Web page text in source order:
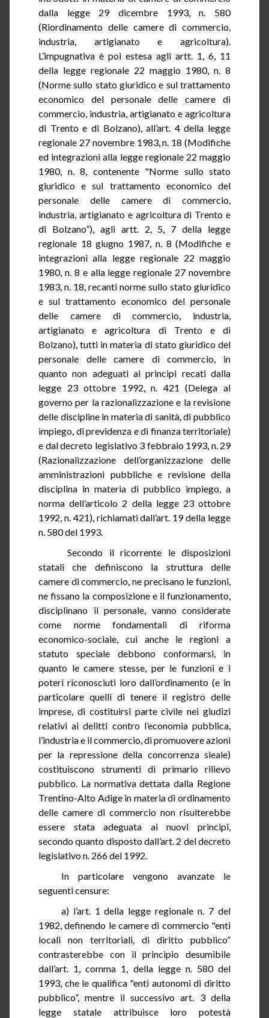
dalla legge 29 dicembre 1993, n. 580
(Riordinamento delle camere di commercio,
industria, artigianato e agricoltura).
L’impugnativa è poi estesa agli artt. 1
, 6, 11
della legge regionale 22 maggio 1980, n. 8
(Norme sullo stato giuridico e sul trattamento
economico del personale delle camere di
commercio, industria, artigianato e agricoltura
di Trento e di Bolzano), all’art. 4 della legge
regionale 27 novembre 1983, n. 18 (Modifiche
ed integrazioni alla legge regionale 22 maggio
1980, n. 8, contenente "Norme sullo stato
giuridico e sul trattamento economico del
personale delle camere di commercio,
industria, artigianato e agricoltura di Trento e
di Bolzano”), agli artt. 2, 5, 7 della legge
regionale 18 giugno 1987, n. 8 (Modifiche e
integrazioni alla legge regionale 22 maggio
1980, n. 8 e alla legge regionale 27 novembre
1983, n. 18, recanti norme sullo stato giuridico
e sul trattamento economico del personale
delle camere di commercio, industria,
artigianato e agricoltura di Trento e di
Bolzano), tutti in materia di stato giuridico del
personale delle camere di commercio, in
quanto non adeguati ai principi recati dalla
legge 23 ottobre 1992, n. 421 (Delega al
governo per la razionalizzazione e la revisione
delle discipline in materia di sanità, di pubblico
impiego, di previdenza e di finanza territoriale)
e dal decreto legislativo 3 febbraio 1993, n. 29
(Razionalizzazione dell’organizzazione delle
amministrazioni pubbliche e revisione della
disciplina in materia di pubblico impiego, a
norma dell’articolo 2 della legge 23 ottobre
1992, n. 421), richiamati dall’art. 19 della legge
n. 580 del 1993.
Secondo il ricorrente le disposizioni
statali che definiscono la struttura delle
camere di commercio, ne precisano le funzioni,
ne fissano la composizione e il funzionamento,
disciplinano il personale, vanno considerate
come norme fondamentali di riforma
economico-sociale, cui anche le regioni a
statuto speciale debbono conformarsi, in
quanto le camere stesse, per le funzioni e i
poteri riconosciuti loro dall’ordinamento (e in
particolare quelli di tenere il registro delle
imprese, di costituirsi parte civile nei giudizi
relativi ai delitti contro l’economia pubblica,
l’industria e il commercio, di promuovere azioni
per la repressione della concorrenza sleale)
costituiscono strumenti di primario rilievo
pubblico. La normativa dettata dalla Regione
Trentino-Alto Adige in materia di ordinamento
delle camere di commercio non risulterebbe
essere stata adeguata ai nuovi principi,
secondo quanto disposto dall’art. 2 del decreto
legislativo n. 266 del 1992.
In particolare vengonoavanzate le
seguenti censure:
a) l’art. 1 della legge regionale n. 7 del
1982, definendo le camere di commercio "enti
locali non territoriali, di diritto pubblico”
contrasterebbe con il principio desumibile
dall’art. 1, comma 1, della legge n. 580 del
1993, che le qualifica "enti autonomi di diritto
pubblico”, mentre il successivo art. 3 della
legge statale attribuisce loro potestà